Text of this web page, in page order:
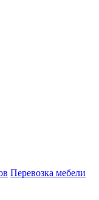
Перевозка мебели